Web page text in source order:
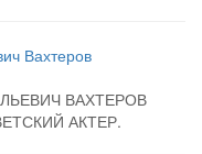
Вахтеров
ВАХТЕРОВ
АКТЕР.